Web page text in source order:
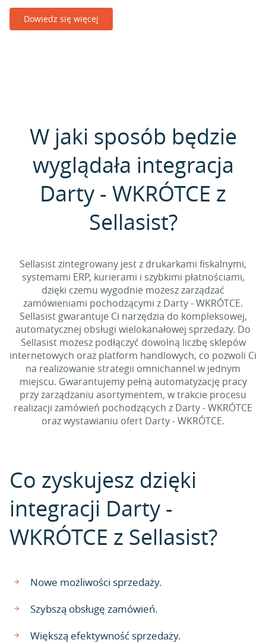
Dowiedz się więcej
W jaki sposób będzie
wyglądała integracja
Darty - WKRÓTCE z
Sellasist?
Sellasist zintegrowany jest z drukarkami fiskalnymi,
systemami ERP, kurierami i szybkimi płatnościami,
dzięki czemu wygodnie możesz zarządzać
zamówieniami pochodzącymi z Darty - WKRÓTCE.
Sellasist gwarantuje Ci narzędzia do kompleksowej,
automatycznej obsługi wielokanałowej sprzedaży. Do
Sellasist możesz podłączyć dowolną liczbę sklepów
internetowych oraz platform handlowych, co pozwoli Ci
na realizowanie strategii omnichannel w jednym
miejscu. Gwarantujemy pełną automatyzację pracy
przy zarządzaniu asortymentem, w trakcie procesu
realizacji zamówień pochodzących z Darty - WKRÓTCE
oraz wystawianiu ofert Darty - WKRÓTCE.
Co zyskujesz dzięki
integracji Darty -
WKRÓTCE z Sellasist?
Nowe możliwości sprzedaży.
Szybszą obsługę zamówień.
Większą efektywność sprzedaży.